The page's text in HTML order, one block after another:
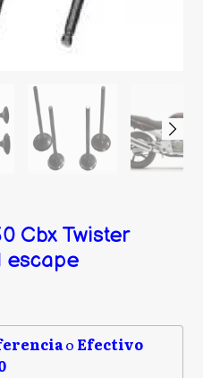
Cbx Twister
escape
o Efectivo